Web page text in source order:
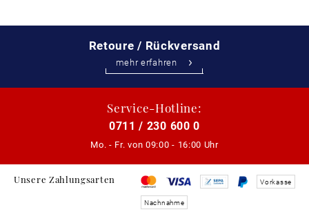
Retoure / Rückversand
mehr erfahren
Service-Hotline:
0711 / 230 600 0
Mo. - Fr. von 09:00 - 16:00 Uhr
Unsere Zahlungsarten Vorkasse
Nachnahme